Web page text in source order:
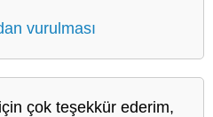
vurulması
çok teşekkür ederim,